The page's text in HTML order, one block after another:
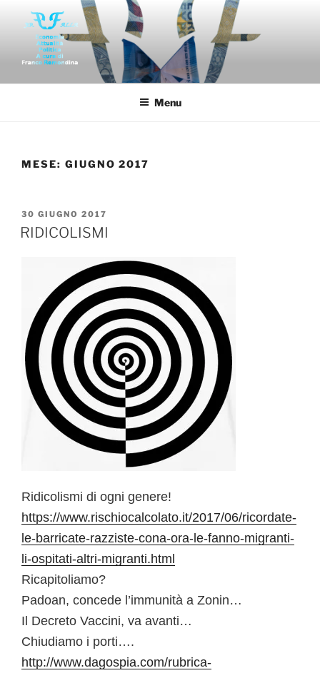
contenuto
FAR-FALLA
Economia politica attualità di franco remondina
Menu
MESE: GIUGNO 2017
PUBBLICATO
IL
30 GIUGNO 2017
RIDICOLISMI
Ridicolismi di ogni genere!
https://www.rischiocalcolato.it/2017/06/ricordate-
le-barricate-razziste-cona-ora-le-fanno-migranti-
li-ospitati-altri-migranti.html
Ricapitoliamo?
Padoan, concede l’immunità a Zonin…
Il Decreto Vaccini, va avanti…
Chiudiamo i porti….
http://www.dagospia.com/rubrica-